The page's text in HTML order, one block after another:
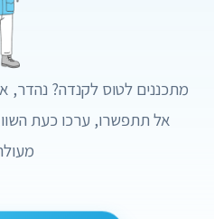
מתכננים לטוס לקנדה? נהדר,
אל תתפשרו, ערכו כעת